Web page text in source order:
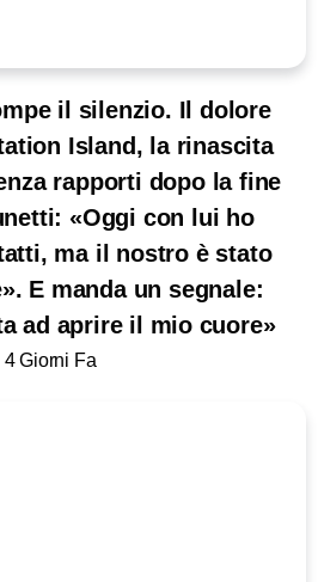
il silenzio. Il dolore
Island, la rinascita
rapporti dopo la fine
«Oggi con lui ho
ma il nostro è stato
E manda un segnale:
ad aprire il mio cuore»
4 Giorni Fa